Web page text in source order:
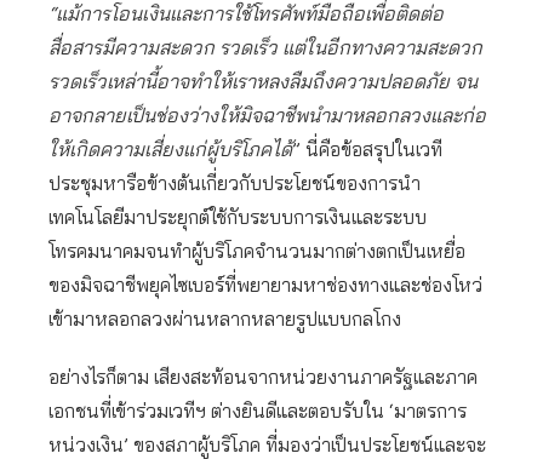
“แม้การโอนเงินและการใช้โทรศัพท์มือถือเพื่อติดต่อ
สื่อสารมีความสะดวก รวดเร็ว แต่ในอีกทางความสะดวก
รวดเร็วเหล่านี้อาจทำให้เราหลงลืมถึงความปลอดภัย จน
อาจกลายเป็นช่องว่างให้มิจฉาชีพนำมาหลอกลวงและก่อ
ให้เกิดความเสี่ยงแก่ผู้บริโภคได้” นี่คือข้อสรุปในเวที
ประชุมหารือข้างต้นเกี่ยวกับประโยชน์ของการนำ
เทคโนโลยีมาประยุกต์ใช้กับระบบการเงินและระบบ
โทรคมนาคมจนทำผู้บริโภคจำนวนมากต่างตกเป็นเหยื่อ
ของมิจฉาชีพยุคไซเบอร์ที่พยายามหาช่องทางและช่องโหว่
เข้ามาหลอกลวงผ่านหลากหลายรูปแบบกลโกง
อย่างไรก็ตาม เสียงสะท้อนจากหน่วยงานภาครัฐและภาค
เอกชนที่เข้าร่วมเวทีฯ ต่างยินดีและตอบรับใน ‘มาตรการ
หน่วงเงิน’ ของสภาผู้บริโภค ที่มองว่าเป็นประโยชน์และจะ